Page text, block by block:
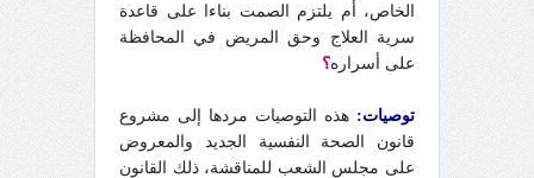
الخاص، أم يلتزم الصمت بناءا على قاعدة
سرية العلاج وحق المريض في المحافظة
على أسراره؟
توصيات: هذه التوصيات مردها إلى مشروع
قانون الصحة النفسية الجديد والمعروض
على مجلس الشعب للمناقشة، ذلك القانون